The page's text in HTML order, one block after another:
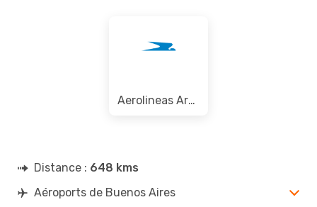
Aerolineas Argentinas
Distance : 648 kms
Aéroports de Buenos Aires